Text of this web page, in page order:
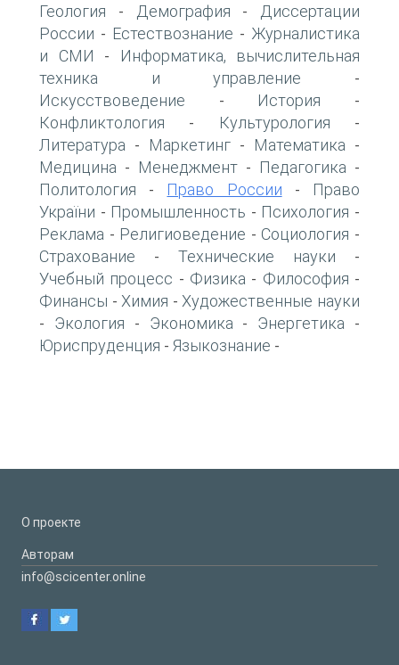
Геология - Демография -
Диссертации
России - Естествознание - Журналистика
и СМИ -
Информатика, вычислительная
техника и управление -
Искусствоведение - История -
Конфликтология - Культурология -
Литература - Маркетинг - Математика -
Медицина - Менеджмент - Педагогика -
Политология - Право России -
Право
України - Промышленность - Психология -
Реклама - Религиоведение - Социология -
Страхование - Технические науки -
Учебный процесс - Физика - Философия -
Финансы - Химия - Художественные науки
- Экология - Экономика - Энергетика -
Юриспруденция - Языкознание -
О проекте
Авторам
info@scicenter.online